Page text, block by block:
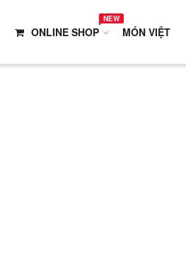
ONLINE SHOP
NEW
MÓN VIỆT